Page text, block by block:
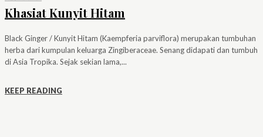
Khasiat Kunyit Hitam
Black Ginger / Kunyit Hitam (Kaempferia parviflora) merupakan tumbuhan
herba dari kumpulan keluarga Zingiberaceae. Senang didapati dan tumbuh
di Asia Tropika. Sejak sekian lama,...
KEEP READING